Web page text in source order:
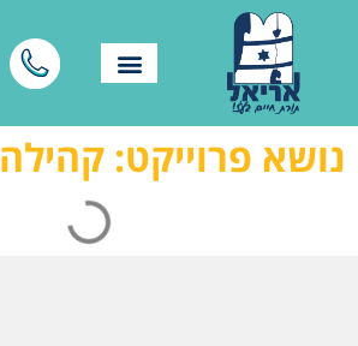
נושא פרוייקט: קהילה